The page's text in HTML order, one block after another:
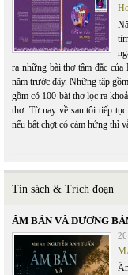
ra những bài thơ tâm đắc
năm trước đây. Những tập
gồm có 100 bài thơ lọc ra
thơ. Từ nay về sau tôi tiếp
nếu bất chợt có cảm hứng thì
Tin sách & Trích đoạn
ÂM BẢN VÀ DƯƠNG